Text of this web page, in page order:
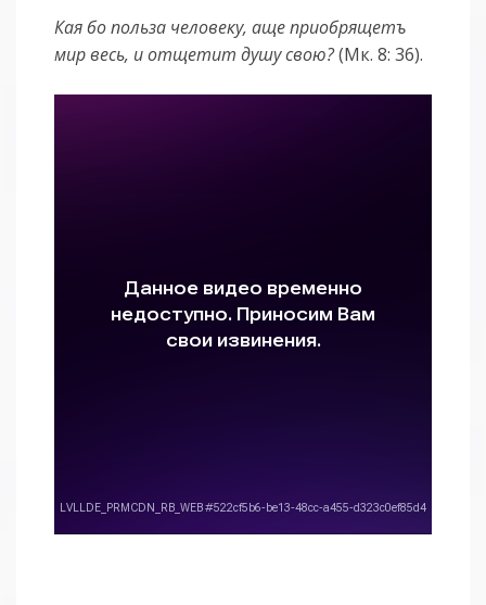
Кая бо польза человеку, аще приобрящетъ
мир весь, и отщетит душу свою?(Мк. 8: 36).